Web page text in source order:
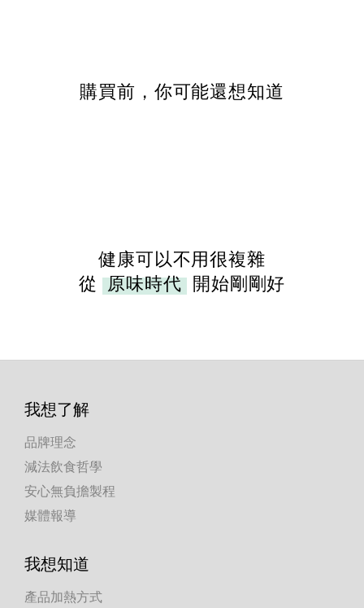
購買前，你可能還想知道
健康可以不用很複雜
從原味時代 開始剛剛好
我想了解
品牌理念
減法飲食哲學
安心無負擔製程
媒體報導
我想知道
產品加熱方式